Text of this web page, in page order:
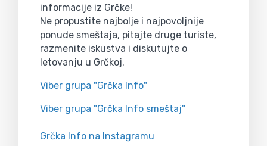
informacije iz Grčke!
Ne propustite najbolje i najpovoljnije
ponude smeštaja, pitajte druge turiste,
razmenite iskustva i diskutujte o
letovanju u Grčkoj.
Viber grupa "Grčka Info"
Viber grupa "Grčka Info smeštaj"
Grčka Info na Instagramu